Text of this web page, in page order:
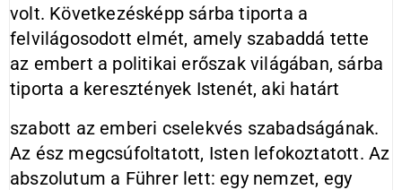
volt. Következésképp sárba tiporta a
felvilágosodott elmét, amely szabaddá tette
az embert a politikai erőszak világában, sárba
tiporta a keresztények Istenét, aki határt
szabott az emberi cselekvés szabadságának.
Az ész megcsúfoltatott, Isten lefokoztatott. Az
abszolutum a Führer lett: egy nemzet, egy